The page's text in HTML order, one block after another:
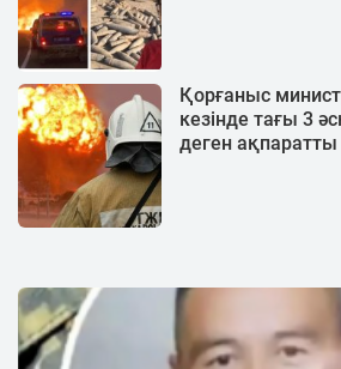
Қорғаныс
кезінде тағы 3
деген